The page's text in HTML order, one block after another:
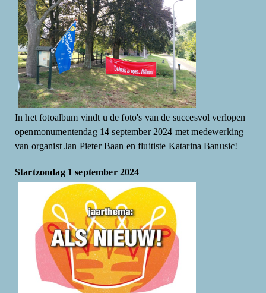
In het fotoalbum vindt u de foto's van de succesvol verlopen
openmonumentendag 14 september 2024 met medewerking
van organist Jan Pieter Baan en fluitiste Katarina Banusic!
Startzondag 1 september 2024